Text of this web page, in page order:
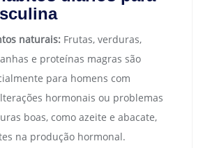
naturais: Frutas, verduras,
e proteínas magras são
para homens com
hormonais ou problemas
boas, como azeite e abacate,
na produção hormonal.